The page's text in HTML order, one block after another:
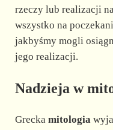
rzeczy lub realizacji
wszystko na
jakbyśmy mogli
jego realizacji.
Nadzieja w
Grecka mitologia